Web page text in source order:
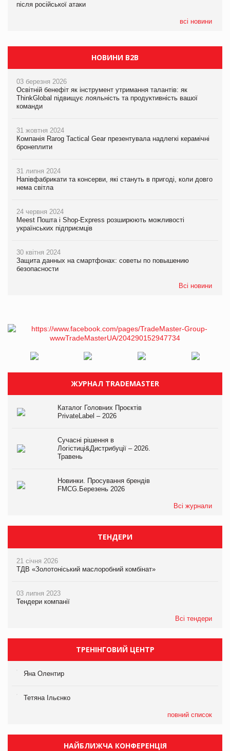
після російської атаки
всі новини
Сергій Лісунов про заморожені хлібобулочні вироби на
після російської атаки
НОВИНИ B2B
03 березня 2026
Освітній бенефіт як інструмент утримання талантів: як
ThinkGlobal підвищує лояльність та продуктивність вашої
команди
31 жовтня 2024
Компанія Rarog Tactical Gear презентувала надлегкі керамічні
бронеплити
31 липня 2024
Напівфабрикати та консерви, які стануть в пригоді, коли довго
нема світла
24 червня 2024
Meest Пошта і Shop-Express розширюють можливості
українських підприємців
30 квітня 2024
Защита данных на смартфонах: советы по повышению
безопасности
Всі новини
ЖУРНАЛ TRADEMASTER
Каталог Головних Проєктів
PrivateLabel – 2026
Сучасні рішення в
Логістиці&Дистрибуції – 2026.
Травень
Новинки. Просування брендів
FMCG.Березень 2026
Всі журнали
ТЕНДЕРИ
21 січня 2026
ТДВ «Золотоніський маслоробний комбінат»
03 липня 2023
Тендери компанії
Всі тендери
ТРЕНІНГОВИЙ ЦЕНТР
Яна Олентир
Тетяна Ільєнко
повний список
НАЙБЛИЖЧА КОНФЕРЕНЦІЯ